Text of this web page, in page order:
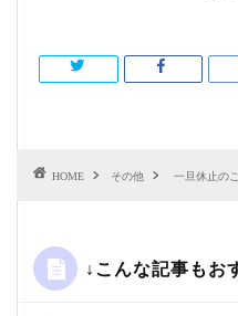
HOME その他 一旦休止の
↓こんな記事もお